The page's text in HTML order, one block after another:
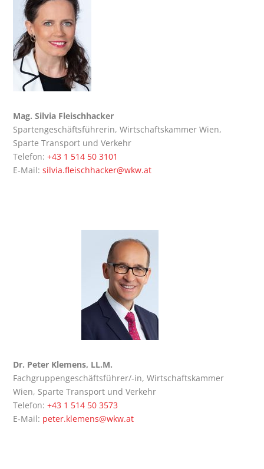
Mag. Sil­via Fleisch­ha­cker
Spar­ten­ge­schäfts­füh­re­rin, Wirt­schafts­kam­mer Wien,
Spar­te Trans­port und Ver­kehr
Tele­fon:+43 1 514 50 3101
E‑Mail:silvia.fleischhacker@wkw.at
Dr. Peter Kle­mens, LL.M.
Fach­grup­pen­ge­schäfts­füh­rer/-in, Wirt­schafts­kam­mer
Wien, Spar­te Trans­port und Ver­kehr
Tele­fon:+43 1 514 50 3573
E‑Mail: peter.klemens@wkw.at